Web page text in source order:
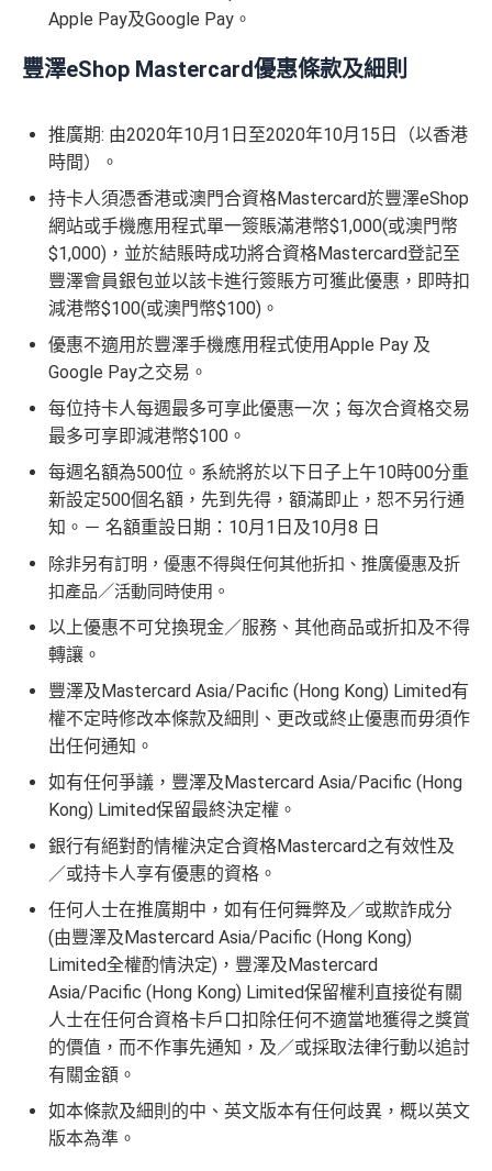
Apple Pay及Google Pay。
豐澤eShop Mastercard優惠條款及細則
推廣期: 由2020年10月1日至2020年10月15日（以香港
時間）。
持卡人須憑香港或澳門合資格Mastercard於豐澤eShop
網站或手機應用程式單一簽賬滿港幣$1,000(或澳門幣
$1,000)，並於結賬時成功將合資格Mastercard登記至
豐澤會員銀包並以該卡進行簽賬方可獲此優惠，即時扣
減港幣$100(或澳門幣$100)。
優惠不適用於豐澤手機應用程式使用Apple Pay 及
Google Pay之交易。
每位持卡人每週最多可享此優惠一次；每次合資格交易
最多可享即減港幣$100。
每週名額為500位。系統將於以下日子上午10時00分重
新設定500個名額，先到先得，額滿即止，恕不另行通
知。－ 名額重設日期：10月1日及10月8 日
除非另有訂明，優惠不得與任何其他折扣、推廣優惠及折
扣產品／活動同時使用。
以上優惠不可兌換現金／服務、其他商品或折扣及不得
轉讓。
豐澤及Mastercard Asia/Pacific (Hong Kong) Limited有
權不定時修改本條款及細則、更改或終止優惠而毋須作
出任何通知。
如有任何爭議，豐澤及Mastercard Asia/Pacific (Hong
Kong) Limited保留最終決定權。
銀行有絕對酌情權決定合資格Mastercard之有效性及
／或持卡人享有優惠的資格。
任何人士在推廣期中，如有任何舞弊及／或欺詐成分
(由豐澤及Mastercard Asia/Pacific (Hong Kong)
Limited全權酌情決定)，豐澤及Mastercard
Asia/Pacific (Hong Kong) Limited保留權利直接從有關
人士在任何合資格卡戶口扣除任何不適當地獲得之獎賞
的價值，而不作事先通知，及／或採取法律行動以追討
有關金額。
如本條款及細則的中、英文版本有任何歧異，概以英文
版本為準。